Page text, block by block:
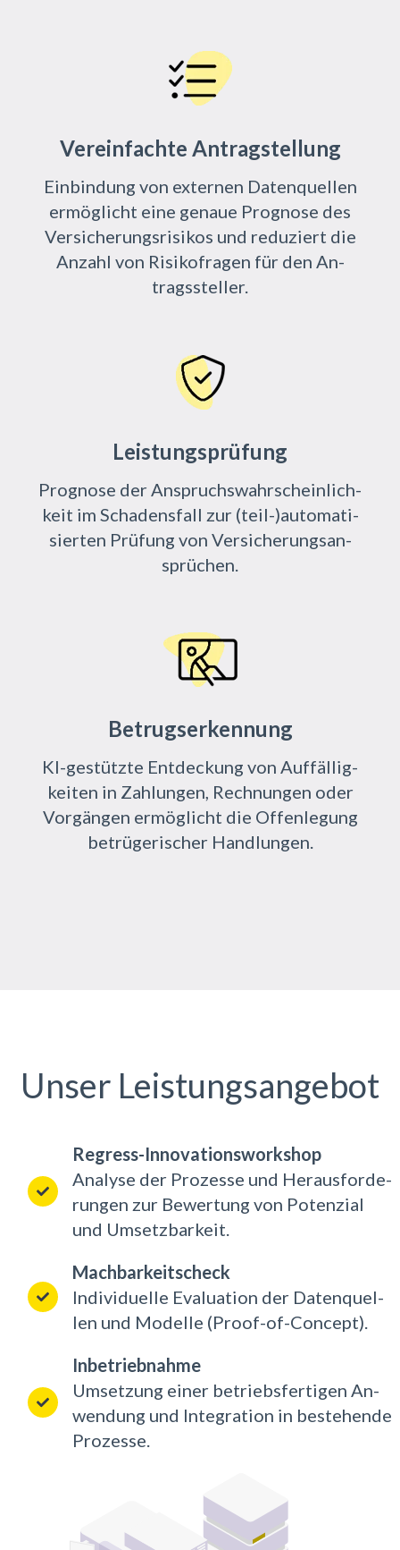
Vereinfachte Antragstellung
Ein­bin­dung von ex­ter­nen Da­ten­quel­len
er­mög­licht eine ge­naue Pro­gno­se des
Ver­si­che­rungs­ri­si­kos und re­du­ziert die
An­zahl von Ri­si­ko­f­ra­gen für den An­
trags­stel­ler.
Leistungsprüfung
Pro­gno­se der An­spruchs­wahr­schein­lich­
keit im Scha­dens­fall zur (teil-)au­to­ma­ti­
sier­ten Prü­fung von Ver­si­che­rungs­an­
sprü­chen.
Betrugserkennung
KI-ge­stütz­te Ent­de­ckung von Auf­fäl­lig­
kei­ten in Zah­lun­gen, Rech­nun­gen oder
Vor­gän­gen er­mög­licht die Of­fen­le­gung
be­trü­ge­ri­scher Hand­lun­gen.
Unser Leistungsangebot
Regress-Innovationsworkshop
Ana­ly­se der Pro­zes­se und Her­aus­for­de­
run­gen zur Be­wer­tung von Po­ten­zi­al
und Um­setz­bar­keit.
Machbarkeitscheck
In­di­vi­du­el­le Eva­lua­ti­on der Da­ten­quel­
len und Mo­del­le (Pro­of-of-Con­cept).
Inbetriebnahme
Um­set­zung ei­ner be­triebs­fer­ti­gen An­
wen­dung und In­te­gra­ti­on in be­ste­hen­de
Pro­zes­se.